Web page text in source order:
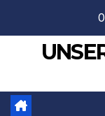
springen